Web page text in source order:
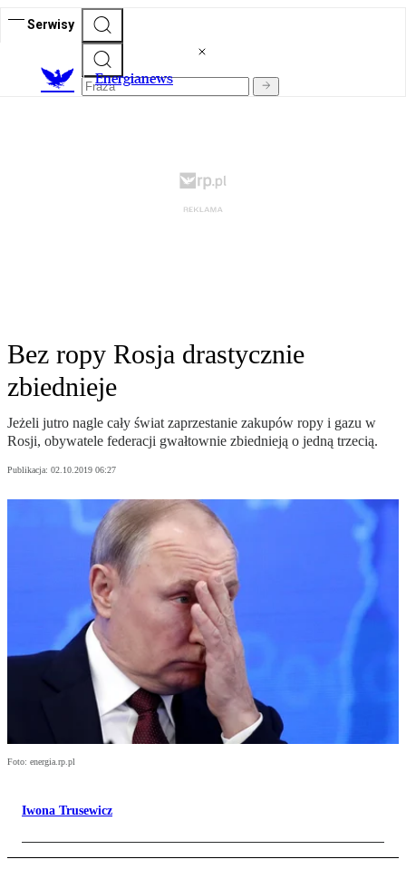
Serwisy
Energianews
Bez ropy Rosja drastycznie
zbiednieje
Jeżeli jutro nagle cały świat zaprzestanie zakupów ropy i gazu w
Rosji, obywatele federacji gwałtownie zbiednieją o jedną trzecią.
Publikacja: 02.10.2019 06:27
Foto: energia.rp.pl
Iwona Trusewicz